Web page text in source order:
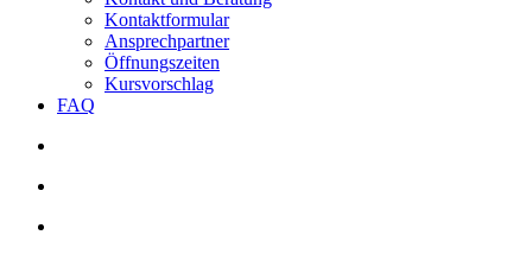
Kontaktformular
Ansprechpartner
Öffnungszeiten
Kursvorschlag
FAQ